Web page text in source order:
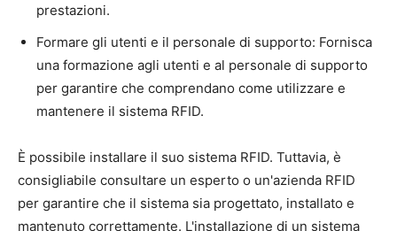
prestazioni.
Formare gli utenti e il personale di supporto: Fornisca
una formazione agli utenti e al personale di supporto
per garantire che comprendano come utilizzare e
mantenere il sistema RFID.
È possibile installare il suo sistema RFID. Tuttavia, è
consigliabile consultare un esperto o un'azienda RFID
per garantire che il sistema sia progettato, installato e
mantenuto correttamente. L'installazione di un sistema